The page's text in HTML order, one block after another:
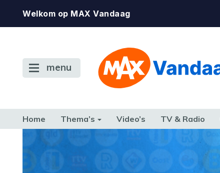
Welkom op MAX Vandaag
menu
Home Thema’s Video’s TV & Radio
CONSUMENT